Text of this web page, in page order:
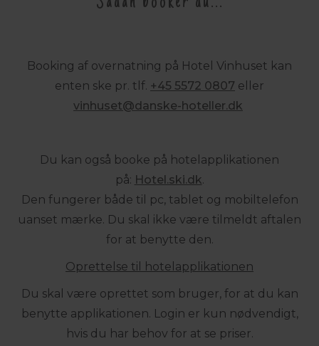
Booking af overnatning på Hotel Vinhuset kan
enten ske pr. tlf. +45 5572 0807 eller
vinhuset@danske-hoteller.dk
Du kan også booke på hotelapplikationen
på: Hotel.ski.dk.
Den fungerer både til pc, tablet og mobiltelefon
uanset mærke. Du skal ikke være tilmeldt aftalen
for at benytte den.
Oprettelse til hotelapplikationen
Du skal være oprettet som bruger, for at du kan
benytte applikationen. Login er kun nødvendigt,
hvis du har behov for at se priser.